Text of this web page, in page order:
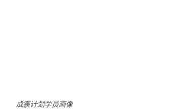
成蹊计划学员画像